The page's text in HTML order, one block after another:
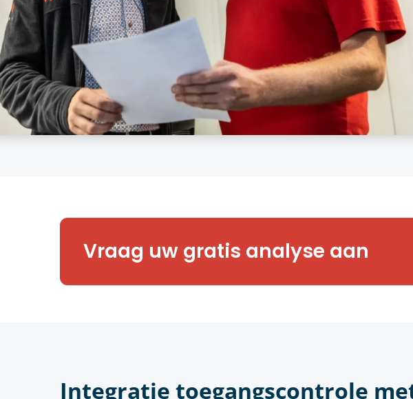
graag een vrijblijvende toegangsanalyse op
van uw onderneming.
Vraag uw gratis analyse aan
Integratie toegangscontrole